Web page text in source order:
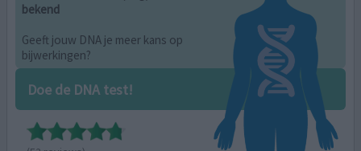
bekend
Geeft jouw DNA je meer kans op
bijwerkingen?
Doe de DNA test!